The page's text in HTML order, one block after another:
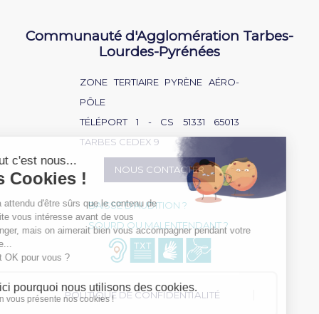
Communauté d'Agglomération Tarbes-
Lourdes-Pyrénées
ZONE TERTIAIRE PYRÈNE AÉRO-
PÔLE
TÉLÉPORT 1 - CS 51331 65013
TARBES CEDEX 9
NOUS CONTACTER
BAISSE D'AUDITION ?
SOURD OU MALENTENDANT ?
POLITIQUE DE CONFIDENTIALITÉ